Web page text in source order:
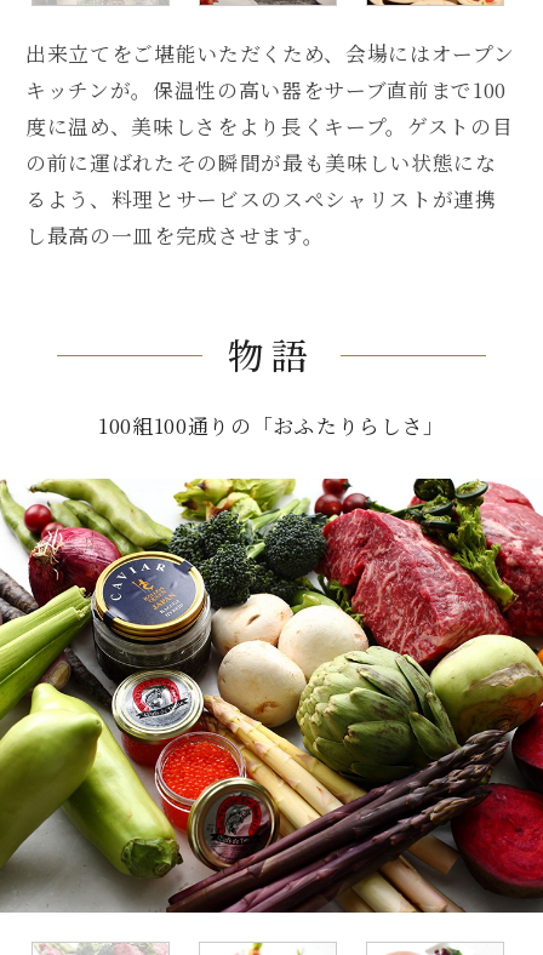
出来立てをご堪能いただくため、会場にはオープン
キッチンが。保温性の高い器をサーブ直前まで100
度に温め、美味しさをより長くキープ。ゲストの目
の前に運ばれたその瞬間が最も美味しい状態にな
るよう、料理とサービスのスペシャリストが連携
し最高の一皿を完成させます。
物語
100組100通りの「おふたりらしさ」